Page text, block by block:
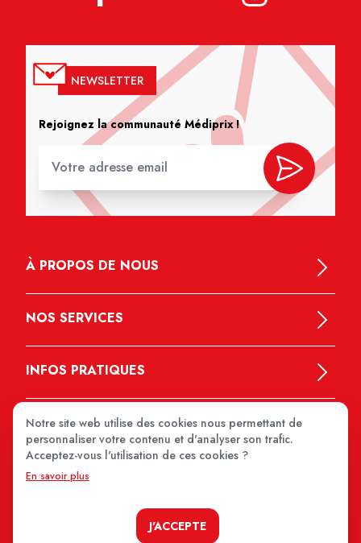
NEWSLETTER
Rejoignez la communauté Médiprix !
À PROPOS DE NOUS
NOS SERVICES
INFOS PRATIQUES
Notre site web utilise des cookies nous permettant de
personnaliser votre contenu et d'analyser son trafic.
Acceptez-vous l'utilisation de ces cookies ?
En savoir plus
J'ACCEPTE